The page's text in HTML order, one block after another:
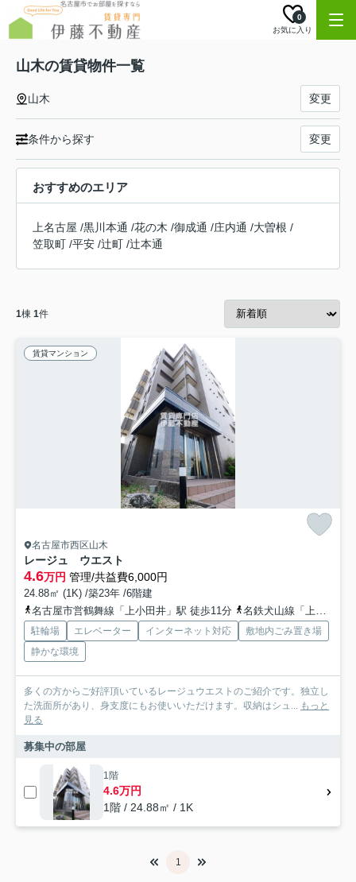
お気に入り
0
山木の賃貸物件一覧
山木 変更
条件から探す 変更
おすすめのエリア
上名古屋 /黒川本通 /花の木 /御成通 /庄内通 /大曽根 /
笠取町 /平安 /辻町 /辻本通
1棟 1件
賃貸マンション
名古屋市西区山木
レージュ ウエスト
4.6万円 管理/共益費6,000円
24.88㎡ (1K) /築23年 /6階建
名古屋市営鶴舞線「上小田井」駅 徒歩11分
名鉄犬山線「上小田井」駅 徒歩11分
駐輪場 エレベーター インターネット対応
敷地内ごみ置き場
静かな環境
多くの方からご好評頂いているレージュウエストのご紹介です。独立し
た洗面所があり、身支度にもお使いいただけます。収納はシュ... もっと
見る
募集中の部屋
1階
4.6万円
1階 / 24.88㎡ / 1K
1